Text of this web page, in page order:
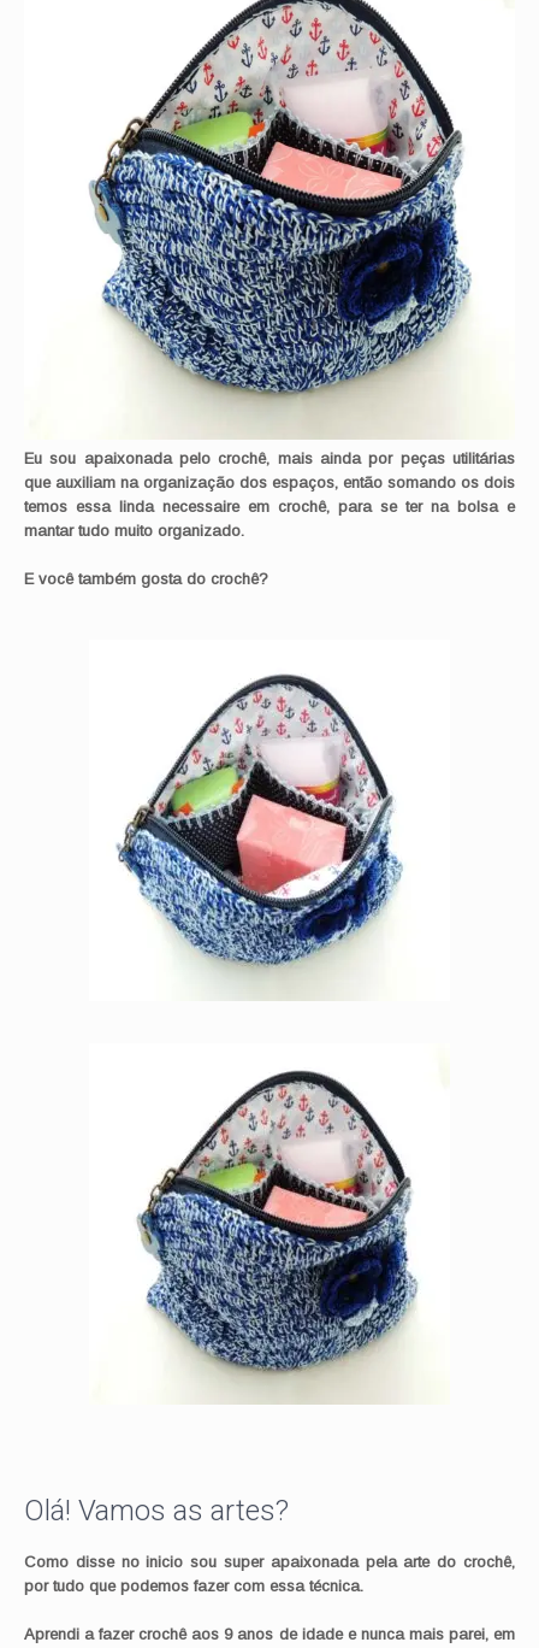
Eu sou apaixonada pelo crochê, mais ainda por peças utilitárias
que auxiliam na organização dos espaços, então somando os dois
temos essa linda necessaire em crochê, para se ter na bolsa e
mantar tudo muito organizado.
E você também gosta do crochê?
Olá! Vamos as artes?
Como disse no inicio sou super apaixonada pela arte do crochê,
por tudo que podemos fazer com essa técnica.
Aprendi a fazer crochê aos 9 anos de idade e nunca mais parei, em